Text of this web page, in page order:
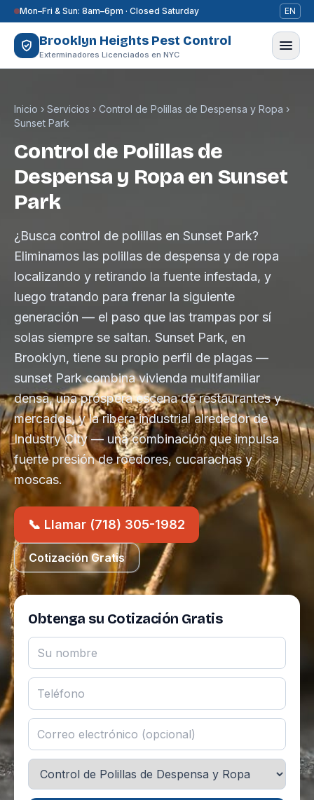
Saltar al contenido
Mon–Fri & Sun: 8am–6pm · Closed Saturday EN
Brooklyn Heights Pest Control
Exterminadores Licenciados en NYC
Inicio › Servicios › Control de Polillas de Despensa y Ropa ›
Sunset Park
Control de Polillas de
Despensa y Ropa en Sunset
Park
¿Busca control de polillas en Sunset Park?
Eliminamos las polillas de despensa y de ropa
localizando y retirando la fuente infestada, y
luego tratando para frenar la siguiente
generación — el paso que las trampas por sí
solas siempre se saltan. Sunset Park, en
Brooklyn, tiene su propio perfil de plagas —
sunset Park combina vivienda multifamiliar
densa, una próspera escena de restaurantes y
mercados, y la ribera industrial alrededor de
Industry City — una combinación que impulsa
fuerte presión de roedores, cucarachas y
moscas.
📞 Llamar (718) 305-1982
Cotización Gratis
Obtenga su Cotización Gratis